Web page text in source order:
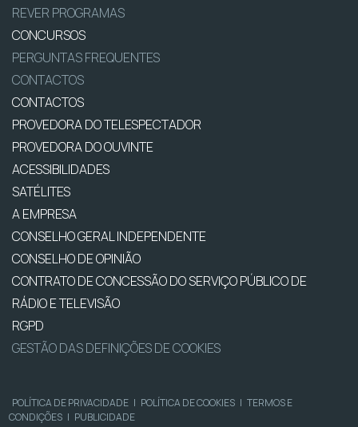
REVER PROGRAMAS
CONCURSOS
PERGUNTAS FREQUENTES
CONTACTOS
CONTACTOS
PROVEDORA DO TELESPECTADOR
PROVEDORA DO OUVINTE
ACESSIBILIDADES
SATÉLITES
A EMPRESA
CONSELHO GERAL INDEPENDENTE
CONSELHO DE OPINIÃO
CONTRATO DE CONCESSÃO DO SERVIÇO PÚBLICO DE
RÁDIO E TELEVISÃO
RGPD
GESTÃO DAS DEFINIÇÕES DE COOKIES
POLÍTICA DE PRIVACIDADE | POLÍTICA DE COOKIES | TERMOS E
CONDIÇÕES | PUBLICIDADE